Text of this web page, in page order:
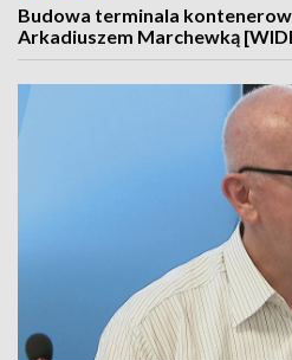
Budowa terminala
Arkadiuszem Marchewką